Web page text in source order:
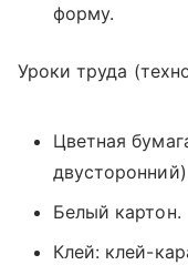
форму.
Уроки труда
Цветная
Белый картон.
Клей: клей-